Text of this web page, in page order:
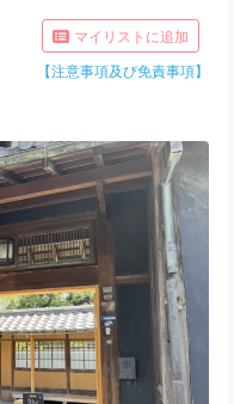
マイリストに追加
【注意事項及び免責事項】